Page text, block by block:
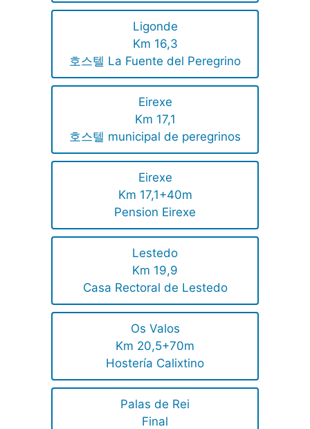
Ligonde
Km 16,3
호스텔 La Fuente del Peregrino
Eirexe
Km 17,1
호스텔 municipal de peregrinos
Eirexe
Km 17,1+40m
Pension Eirexe
Lestedo
Km 19,9
Casa Rectoral de Lestedo
Os Valos
Km 20,5+70m
Hostería Calixtino
Palas de Rei
Final